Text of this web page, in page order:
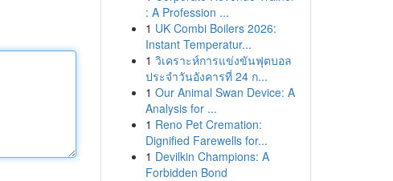
: A Profession ...
1 UK Combi Boilers 2026:
Instant Temperatur...
1 วิเคราะห์การแข่งขันฟุตบอล
ประจำวันอังคารที่ 24 ก...
1 Our Animal Swan Device: A
Analysis for ...
1 Reno Pet Cremation:
Dignified Farewells for...
1 Devilkin Champions: A
Forbidden Bond